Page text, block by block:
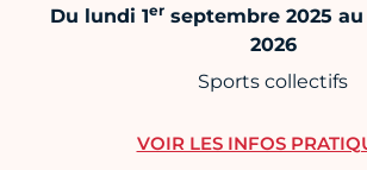
Du lundi 1er septembre 2025
2026
Sports collectifs
VOIR LES INFOS